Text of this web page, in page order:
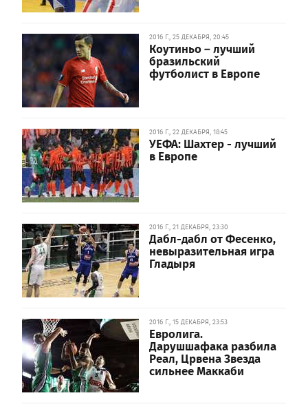
2016 Г., 25 ДЕКАБРЯ, 20:45
Коутиньо – лучший
бразильский
футболист в Европе
2016 Г., 22 ДЕКАБРЯ, 18:45
УЕФА: Шахтер - лучший
в Европе
2016 Г., 21 ДЕКАБРЯ, 23:30
Дабл-дабл от Фесенко,
невыразительная игра
Гладыря
2016 Г., 15 ДЕКАБРЯ, 23:53
Евролига.
Дарушшафака разбила
Реал, Црвена Звезда
сильнее Маккаби